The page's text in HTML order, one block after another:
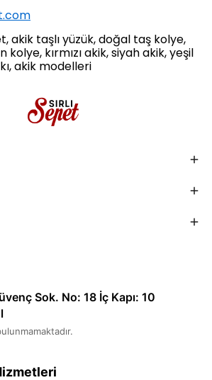
akik taşlı yüzük, doğal taş kolye,
kolye, kırmızı akik, siyah akik, yeşil
akik modelleri
Sok. No: 18 İç Kapı: 10